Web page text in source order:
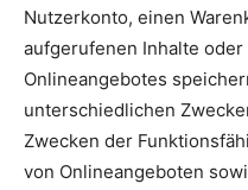
Nutzerkonto, einen
aufgerufenen Inhalte
Onlineangebotes
unterschiedlichen
Zwecken der
von Onlineangeboten